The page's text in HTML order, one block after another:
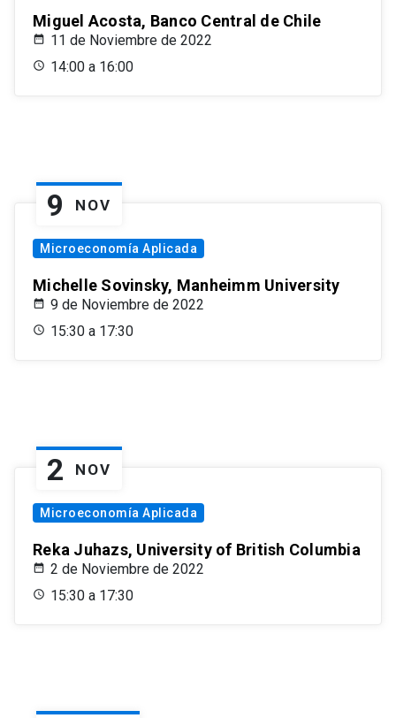
Miguel Acosta, Banco Central de Chile
11 de Noviembre de 2022
14:00 a 16:00
9 NOV
Microeconomía Aplicada
Michelle Sovinsky, Manheimm University
9 de Noviembre de 2022
15:30 a 17:30
2 NOV
Microeconomía Aplicada
Reka Juhazs, University of British Columbia
2 de Noviembre de 2022
15:30 a 17:30